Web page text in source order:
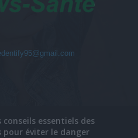
conseils essentiels des
pour éviter le danger